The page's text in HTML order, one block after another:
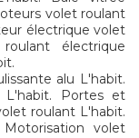
volet roulant
électrique volet
électrique
alu L'habit.
L'habit. Portes et
roulant L'habit.
volet